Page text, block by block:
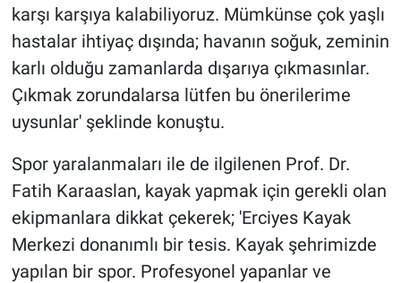
karşı karşıya kalabiliyoruz. Mümkünse çok yaşlı
hastalar ihtiyaç dışında; havanın soğuk, zeminin
karlı olduğu zamanlarda dışarıya çıkmasınlar.
Çıkmak zorundalarsa lütfen bu önerilerime
uysunlar' şeklinde konuştu.
Spor yaralanmaları ile de ilgilenen Prof. Dr.
Fatih Karaaslan, kayak yapmak için gerekli olan
ekipmanlara dikkat çekerek; 'Erciyes Kayak
Merkezi donanımlı bir tesis. Kayak şehrimizde
yapılan bir spor. Profesyonel yapanlar ve